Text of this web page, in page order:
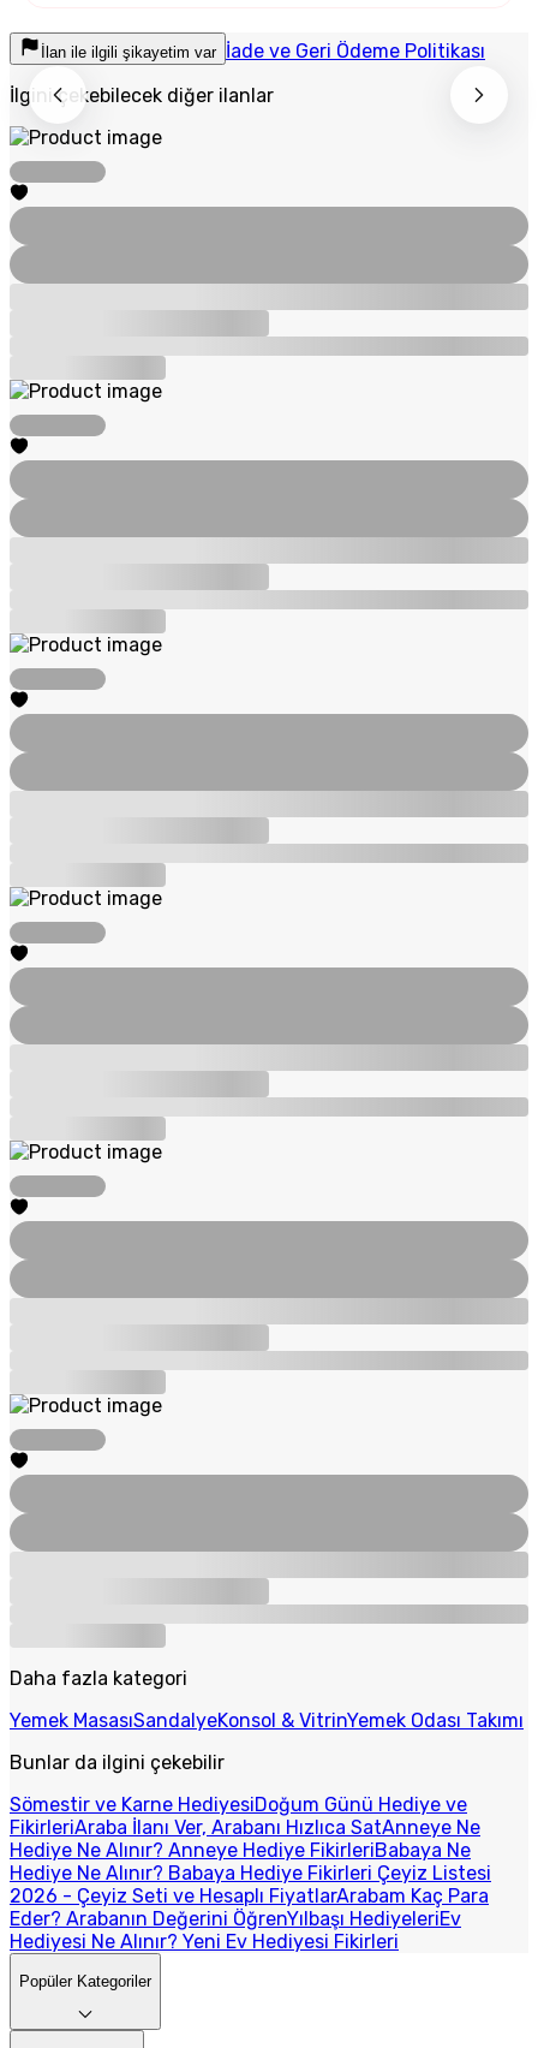
İlan ile ilgili şikayetim var İade ve Geri Ödeme Politikası
İlgini çekebilecek diğer ilanlar
Daha fazla kategori
Yemek MasasıSandalyeKonsol & VitrinYemek Odası Takımı
Bunlar da ilgini çekebilir
Sömestir ve Karne HediyesiDoğum Günü Hediye ve
FikirleriAraba İlanı Ver, Arabanı Hızlıca SatAnneye Ne
Hediye Ne Alınır? Anneye Hediye FikirleriBabaya Ne
Hediye Ne Alınır? Babaya Hediye Fikirleri Çeyiz Listesi
2026 - Çeyiz Seti ve Hesaplı FiyatlarArabam Kaç Para
Eder? Arabanın Değerini ÖğrenYılbaşı HediyeleriEv
Hediyesi Ne Alınır? Yeni Ev Hediyesi Fikirleri
Popüler Kategoriler